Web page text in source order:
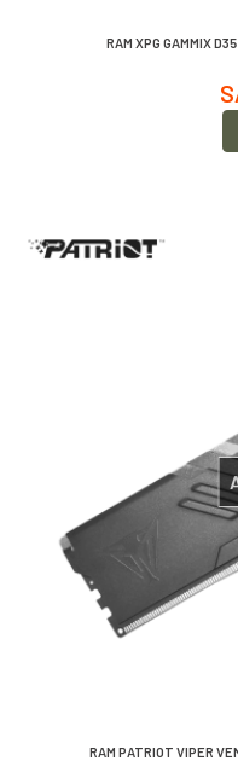
RAM XPG GAMMIX
RAM PATRIOT VIPER